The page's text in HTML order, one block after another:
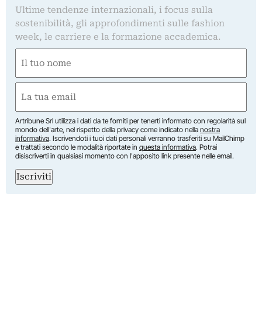
Ultime tendenze internazionali, i focus sulla
sostenibilità, gli approfondimenti sulle fashion
week, le carriere e la formazione accademica.
(Obbligatorio)
Nome
(Obbligatorio)
Artribune Srl utilizza i dati da te forniti per tenerti informato con regolarità sul
mondo dell'arte, nel rispetto della privacy come indicato nella nostra
informativa. Iscrivendoti i tuoi dati personali verranno trasferiti su MailChimp
e trattati secondo le modalità riportate in questa informativa. Potrai
disiscriverti in qualsiasi momento con l'apposito link presente nelle email.
Iscriviti